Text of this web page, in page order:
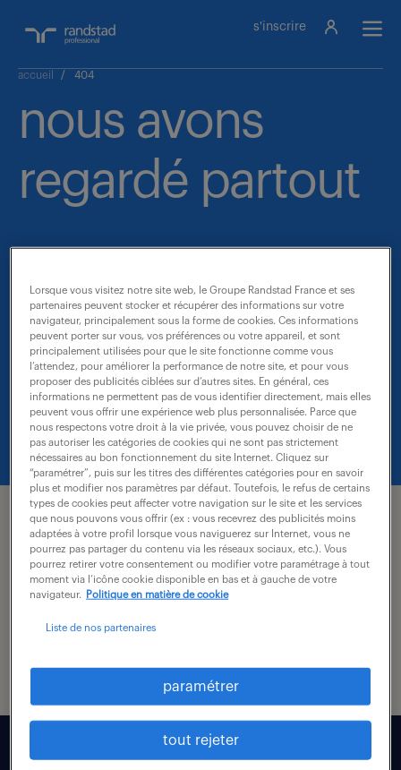
s'inscrire
accueil / 404
nous avons
regardé partout
mais nous ne
trouvons pas
cette page.
candidat.
nos offres d’emploi
conseils carrière
entreprises.
Lorsque vous visitez notre site web, le Groupe Randstad France et ses
partenaires peuvent stocker et récupérer des informations sur votre
navigateur, principalement sous la forme de cookies. Ces informations
peuvent porter sur vous, vos préférences ou votre appareil, et sont
principalement utilisées pour que le site fonctionne comme vous
l’attendez, pour améliorer la performance de notre site, et pour vous
proposer des publicités ciblées sur d’autres sites. En général, ces
informations ne permettent pas de vous identifier directement, mais elles
peuvent vous offrir une expérience web plus personnalisée. Parce que
nous respectons votre droit à la vie privée, vous pouvez choisir de ne
pas autoriser les catégories de cookies qui ne sont pas strictement
nécessaires au bon fonctionnement du site Internet. Cliquez sur
“paramétrer”, puis sur les titres des différentes catégories pour en savoir
plus et modifier nos paramètres par défaut. Toutefois, le refus de certains
types de cookies peut affecter votre navigation sur le site et les services
que nous pouvons vous offrir (ex : vous recevrez des publicités moins
adaptées à votre profil lorsque vous naviguerez sur Internet, vous ne
pourrez pas partager du contenu via les réseaux sociaux, etc.). Vous
pourrez retirer votre consentement ou modifier votre paramétrage à tout
moment via l’icône cookie disponible en bas et à gauche de votre
navigateur.
Politique en matière de cookie
Liste de nos partenaires
paramétrer
tout rejeter